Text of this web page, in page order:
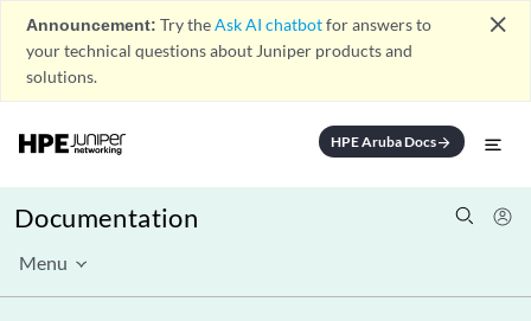
Announcement: Try theAsk AI chatbotfor answers to
your technical questions about Juniper products and
solutions.
close
HPE Aruba Docsarrow_forward
Documentation
Menu